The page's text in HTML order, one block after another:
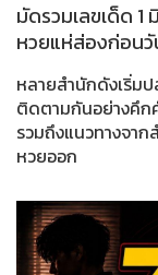
มัดรวมเลขเด็ด 1
หวยแห่ส่องก่อน
หลายสำนักดังเริ่ม
ติดตามกันอย่างคึก
รวมถึงแนวทางจา
หวยออก